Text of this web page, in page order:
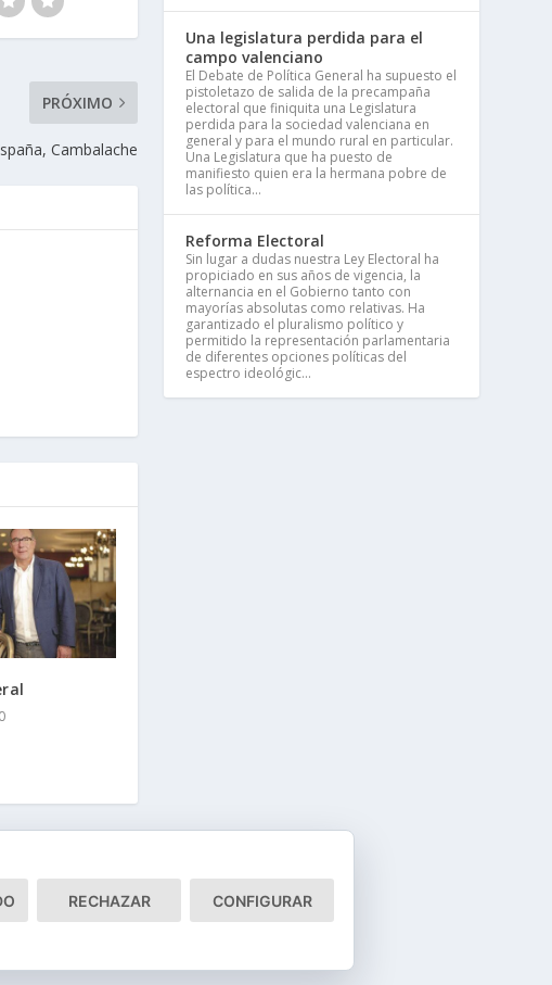
PRÓXIMO
Cambalache
Una legislatura perdida para el
campo valenciano
El Debate de Política General ha supuesto el
pistoletazo de salida de la precampaña
electoral que finiquita una Legislatura
perdida para la sociedad valenciana en
general y para el mundo rural en particular.
Una Legislatura que ha puesto de
manifiesto quien era la hermana pobre de
las política...
Reforma Electoral
Sin lugar a dudas nuestra Ley Electoral ha
propiciado en sus años de vigencia, la
alternancia en el Gobierno tanto con
mayorías absolutas como relativas. Ha
garantizado el pluralismo político y
permitido la representación parlamentaria
de diferentes opciones políticas del
espectro ideológic...
RECHAZAR CONFIGURAR